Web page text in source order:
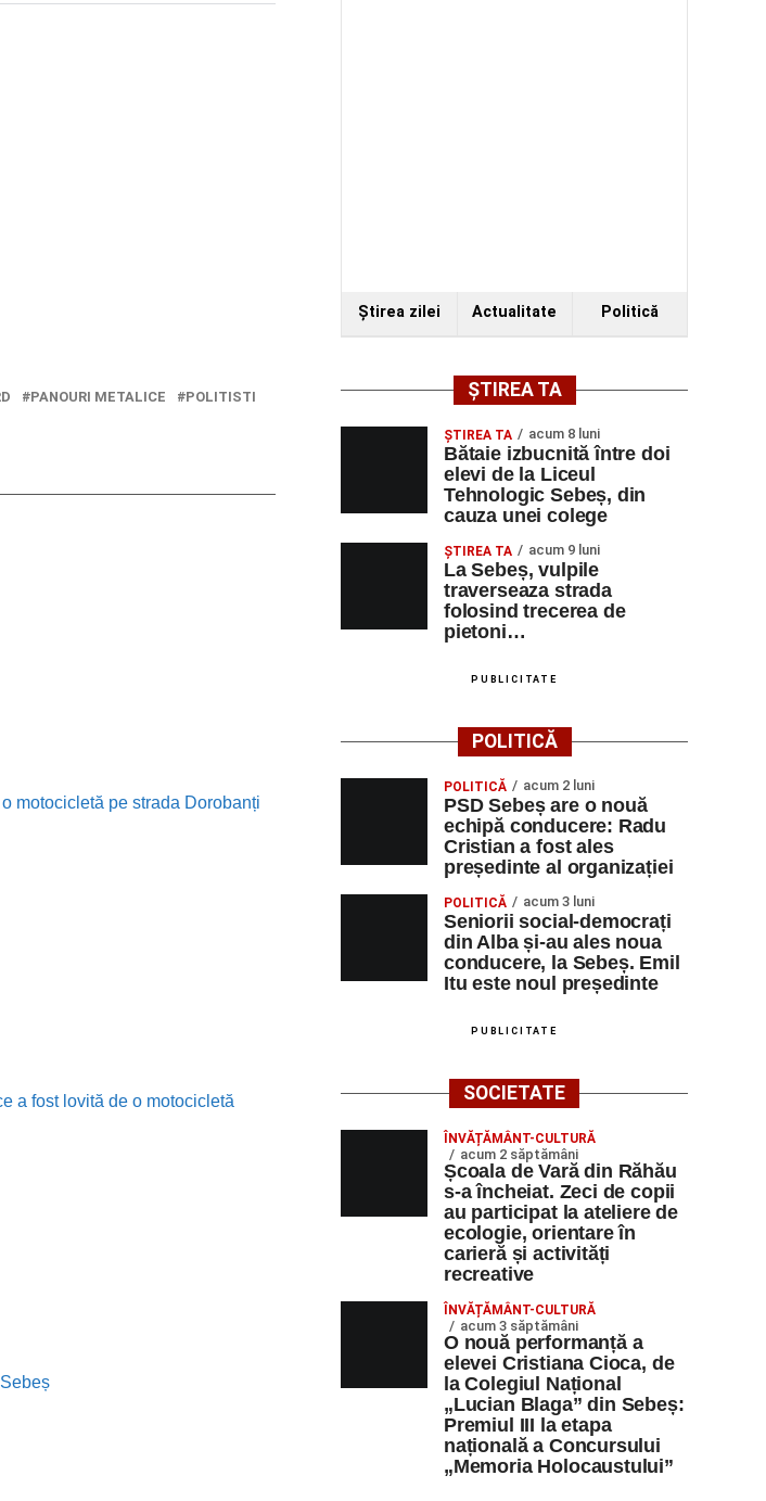
PANOURI METALICE
POLITISTI
motocicletă pe strada Dorobanți
a fost lovită de o motocicletă
Ştirea zilei Actualitate Politică
ȘTIREA TA
ŞTIREA TA acum 8 luni
Bătaie izbucnită între doi
elevi de la Liceul
Tehnologic Sebeș, din
cauza unei colege
ŞTIREA TA acum 9 luni
La Sebeș, vulpile
traverseaza strada
folosind trecerea de
pietoni…
PUBLICITATE
POLITICĂ
POLITICĂ acum 2 luni
PSD Sebeș are o nouă
echipă conducere: Radu
Cristian a fost ales
președinte al organizației
POLITICĂ acum 3 luni
Seniorii social-democrați
din Alba și-au ales noua
conducere, la Sebeș. Emil
Itu este noul președinte
PUBLICITATE
SOCIETATE
ÎNVĂȚĂMÂNT-CULTURĂ
acum 2 săptămâni
Școala de Vară din Răhău
s-a încheiat. Zeci de copii
au participat la ateliere de
ecologie, orientare în
carieră și activități
recreative
ÎNVĂȚĂMÂNT-CULTURĂ
acum 3 săptămâni
O nouă performanță a
elevei Cristiana Cioca, de
la Colegiul Național
„Lucian Blaga” din Sebeș:
Premiul III la etapa
națională a Concursului
„Memoria Holocaustului”